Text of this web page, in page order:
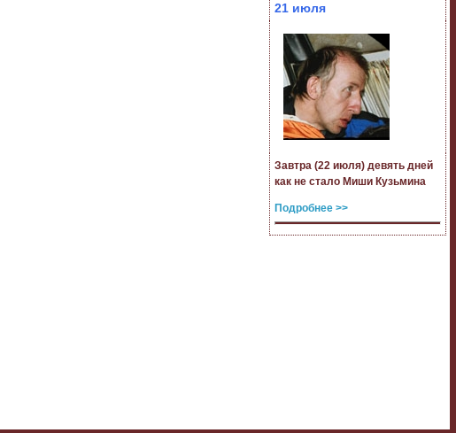
21 июля
Завтра (22 июля) девять дней
как не стало Миши Кузьмина
Подробнее >>